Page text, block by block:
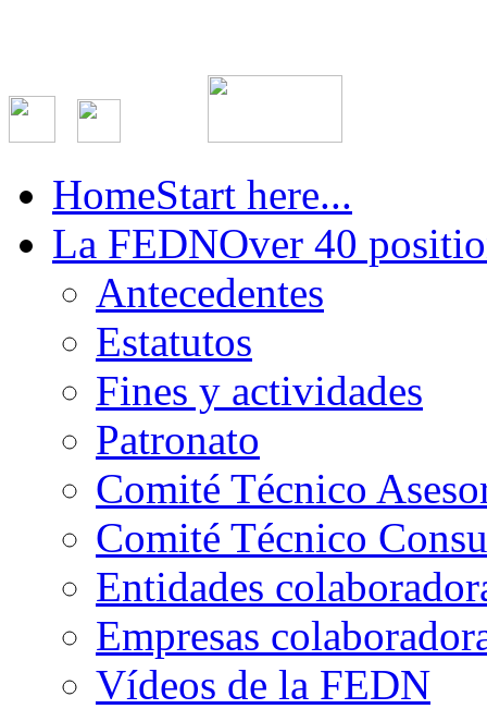
HomeStart here...
La FEDNOver 40
Antecedentes
Estatutos
Fines y actividades
Patronato
Comité Técnico
Comité Técnico
Entidades
Empresas
Vídeos de la FEDN